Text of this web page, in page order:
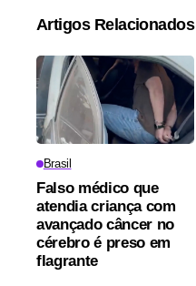
Artigos Relacionados
Brasil
Falso médico que
atendia criança com
avançado câncer no
cérebro é preso em
flagrante